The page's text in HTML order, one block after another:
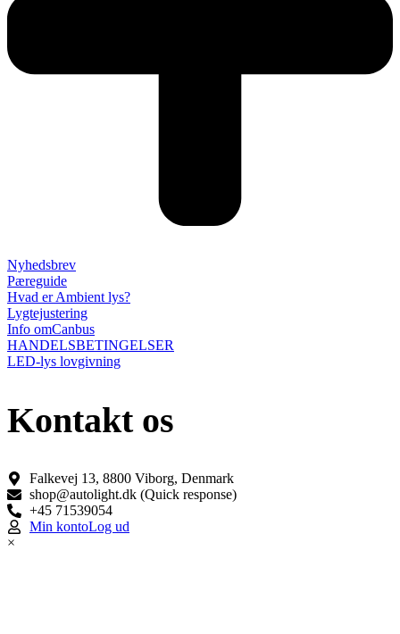
Nyhedsbrev
Pæreguide
Hvad er Ambient lys?
Lygtejustering
Info omCanbus
HANDELSBETINGELSER
LED-lys lovgivning
Kontakt os
Falkevej 13, 8800 Viborg, Denmark
shop@autolight.dk (Quick response)
+45 71539054
Min kontoLog ud
×